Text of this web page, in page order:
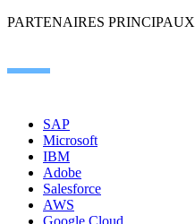
PARTENAIRES PRINCIPAUX
SAP
Microsoft
IBM
Adobe
Salesforce
AWS
Google Cloud